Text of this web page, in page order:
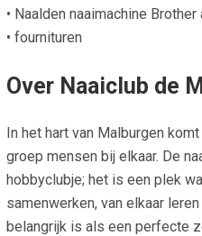
• Naalden naaimachine Brother
• fournituren
Over Naaiclub de
In het hart van Malburgen
groep mensen bij elkaar. De
hobbyclubje; het is een plek
samenwerken, van elkaar
belangrijk is als een perfecte